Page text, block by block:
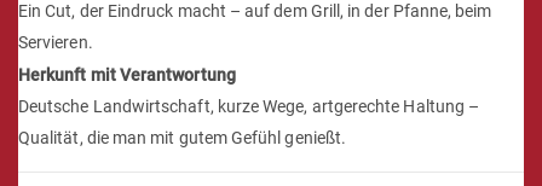
Ein Cut, der Eindruck macht – auf dem Grill, in der Pfanne, beim
Servieren.
Herkunft mit Verantwortung
Deutsche Landwirtschaft, kurze Wege, artgerechte Haltung –
Qualität, die man mit gutem Gefühl genießt.